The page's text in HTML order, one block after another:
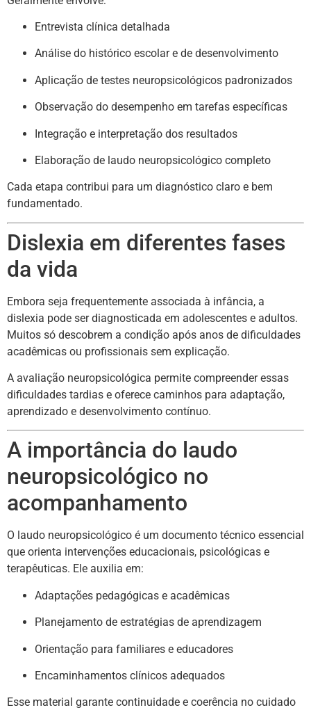
Entrevista clínica detalhada
Análise do histórico escolar e de desenvolvimento
Aplicação de testes neuropsicológicos padronizados
Observação do desempenho em tarefas específicas
Integração e interpretação dos resultados
Elaboração de laudo neuropsicológico completo
Cada etapa contribui para um diagnóstico claro e bem
fundamentado.
Dislexia em diferentes fases
da vida
Embora seja frequentemente associada à infância, a
dislexia pode ser diagnosticada em adolescentes e adultos.
Muitos só descobrem a condição após anos de dificuldades
acadêmicas ou profissionais sem explicação.
A avaliação neuropsicológica permite compreender essas
dificuldades tardias e oferece caminhos para adaptação,
aprendizado e desenvolvimento contínuo.
A importância do laudo
neuropsicológico no
acompanhamento
O laudo neuropsicológico é um documento técnico essencial
que orienta intervenções educacionais, psicológicas e
terapêuticas. Ele auxilia em:
Adaptações pedagógicas e acadêmicas
Planejamento de estratégias de aprendizagem
Orientação para familiares e educadores
Encaminhamentos clínicos adequados
Esse material garante continuidade e coerência no cuidado